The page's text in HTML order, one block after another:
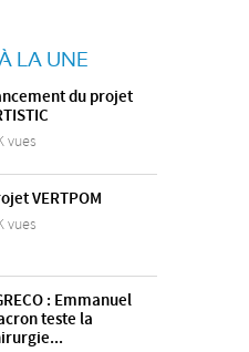
LA UNE
du projet
vues
VERTPOM
vues
: Emmanuel
teste la